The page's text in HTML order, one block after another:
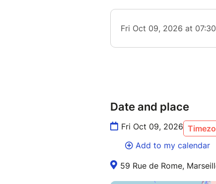
Date and place
Fri Oct 09, 2026
Add to my calendar
59 Rue de Rome,